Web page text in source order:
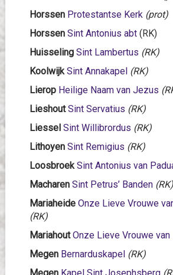
Horssen Protestantse Kerk (prot)
Horssen Sint Antonius abt(RK)
Huisseling Sint Lambertus (RK)
Koolwijk Sint Annakapel (RK)
Lierop Heilige Naam van Jezus
LieshoutSint Servatius (RK)
Liessel Sint Willibrordus (RK)
Lithoyen Sint Remigius (RK)
Loosbroek Sint Antonius van
Macharen Sint Petrus’ Banden (RK)
Mariaheide Onze Lieve Vrouwe
(RK)
Mariahout Onze Lieve Vrouwe van
Megen Bernarduskapel (RK)